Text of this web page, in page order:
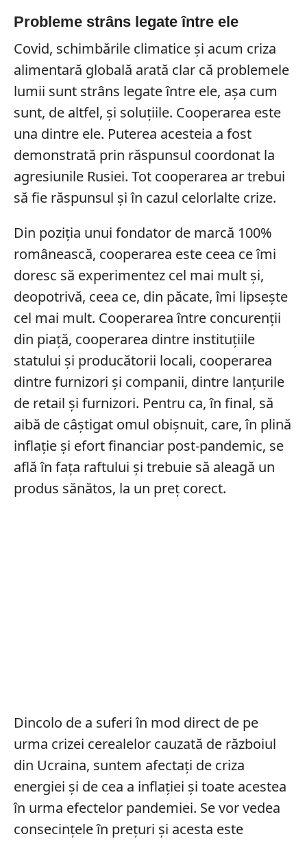
Probleme strâns legate între ele
Covid, schimbările climatice și acum criza
alimentară globală arată clar că problemele
lumii sunt strâns legate între ele, așa cum
sunt, de altfel, și soluțiile. Cooperarea este
una dintre ele. Puterea acesteia a fost
demonstrată prin răspunsul coordonat la
agresiunile Rusiei. Tot cooperarea ar trebui
să fie răspunsul și în cazul celorlalte crize.
Din poziția unui fondator de marcă 100%
românească, cooperarea este ceea ce îmi
doresc să experimentez cel mai mult și,
deopotrivă, ceea ce, din păcate, îmi lipsește
cel mai mult. Cooperarea între concurenții
din piață, cooperarea dintre instituțiile
statului și producătorii locali, cooperarea
dintre furnizori și companii, dintre lanțurile
de retail și furnizori. Pentru ca, în final, să
aibă de câștigat omul obișnuit, care, în plină
inflație și efort financiar post-pandemic, se
află în fața raftului și trebuie să aleagă un
produs sănătos, la un preț corect.
Dincolo de a suferi în mod direct de pe
urma crizei cerealelor cauzată de războiul
din Ucraina, suntem afectați de criza
energiei și de cea a inflației și toate acestea
în urma efectelor pandemiei. Se vor vedea
consecințele în prețuri și acesta este